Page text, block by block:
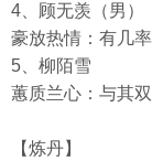
4、顾无羡（男）
豪放热情：有几
5、柳陌雪
蕙质兰心：与其
【炼丹】